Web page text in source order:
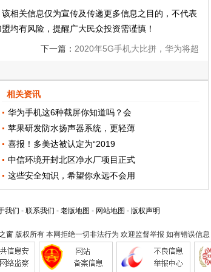
相关信息仅为宣传及传递更多信息之目的，不代表
均有风险，提醒广大民众投资需谨慎！
下一篇： 2020年5G手机大比拼，华为将超
相关资讯
华为手机这6种截屏你知道吗？会
苹果研发防水扬声器系统，更轻薄
喜报！多美达被认定为“2019
中信环境开封北区净水厂项目正式
这些安全知识，希望你永远不会用
我们 - 联系我们 - 老版地图 - 网站地图 - 版权声明
窗版权所有 本网拒绝一切非法行为 欢迎监督举报 如有错误信